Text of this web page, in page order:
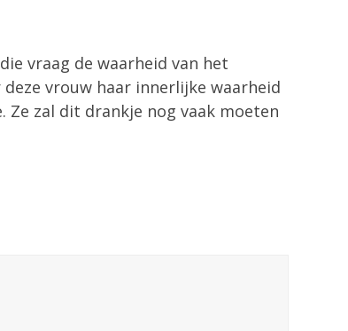
vraag de waarheid van het
vrouw haar innerlijke waarheid
Ze zal dit drankje nog vaak moeten